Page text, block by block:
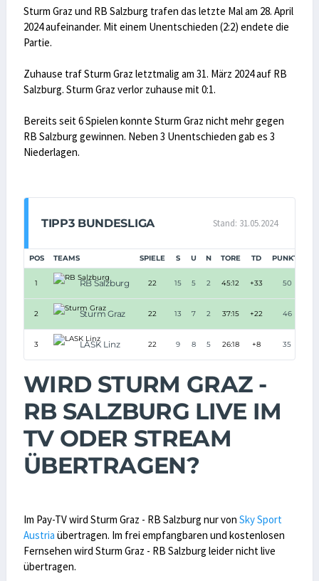
Sturm Graz und RB Salzburg trafen das letzte Mal am 28. April
2024 aufeinander. Mit einem Unentschieden (2:2) endete die
Partie.
Zuhause traf Sturm Graz letztmalig am 31. März 2024 auf RB
Salzburg. Sturm Graz verlor zuhause mit 0:1.
Bereits seit 6 Spielen konnte Sturm Graz nicht mehr gegen
RB Salzburg gewinnen. Neben 3 Unentschieden gab es 3
Niederlagen.
TIPP3 BUNDESLIGA Stand: 31.05.2024
POS TEAMS SPIELE S U N TORE TD PUNKTE
1 RB Salzburg 22 15 5 2 45:12 +33 50
2 Sturm Graz 22 13 7 2 37:15 +22 46
3 LASK Linz 22 9 8 5 26:18 +8 35
WIRD STURM GRAZ -
RB SALZBURG LIVE IM
TV ODER STREAM
ÜBERTRAGEN?
Im Pay-TV wird Sturm Graz - RB Salzburg nur von Sky Sport
Austria übertragen. Im frei empfangbaren und kostenlosen
Fernsehen wird Sturm Graz - RB Salzburg leider nicht live
übertragen.